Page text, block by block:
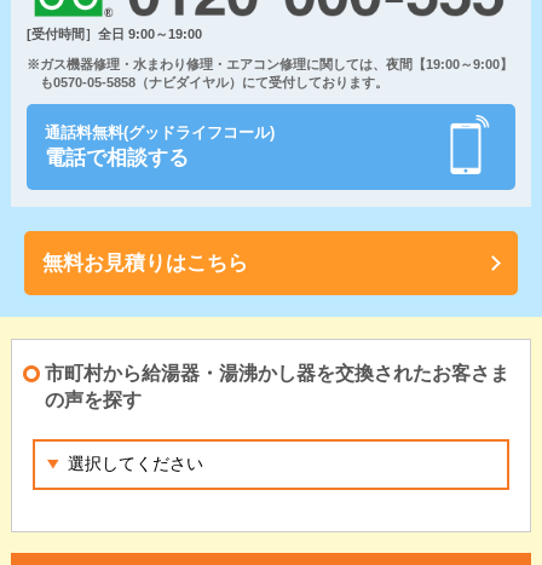
[受付時間］全日 9:00～19:00
※ガス機器修理・水まわり修理・エアコン修理に関しては、夜間【19:00～9:00】
も0570-05-5858（ナビダイヤル）にて受付しております。
通話料無料(グッドライフコール)
電話で相談する
無料お見積りはこちら
市町村から給湯器・湯沸かし器を交換されたお客さま
の声を探す